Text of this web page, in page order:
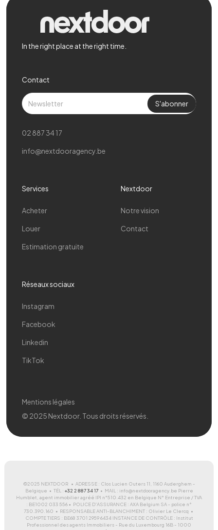
In the right place at the right time.
Services
Acheter
Louer
Estimation gratuite
Nextdoor
Notre vision
Contact
Réseaux sociaux
Instagram
Facebook
Linkedin
TikTok
Contact
02 887 34 17
info@nextdooragency.be
© 2025 Nextdoor. Tous droits réservés.
Mentions légales
©2025 NEXTDOOR • ADRESSE : Clos Lucien Outers 11, 1160 Auderghem -
Belgique • TÉL : +32 2 887 34 17• MAIL : info@nextdooragency.be Pierre
Humblet, agent immobilier agréé IPI n°510.432 en Belgique N° Entreprise / TVA
: BE1002 033 556 • POLICE D'ASSURANCE : AXA Belgium SA - police n°
730.390.160 • RESPONSABLE ANTI-BLANCHIMENT : Olivier Le Clercq •
COMPTE TIERS : BE68 3701 2959 6434 INSTANCE DE CONTRÔLE : Institut
Professionnel des agents Immobiliers - Rue du Luxembourg 16B - 1000